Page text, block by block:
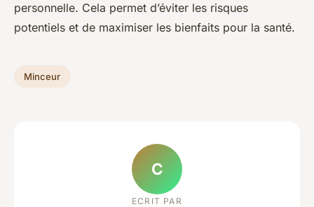
personnelle. Cela permet d’éviter les risques
potentiels et de maximiser les bienfaits pour la santé.
Minceur
C
ECRIT PAR